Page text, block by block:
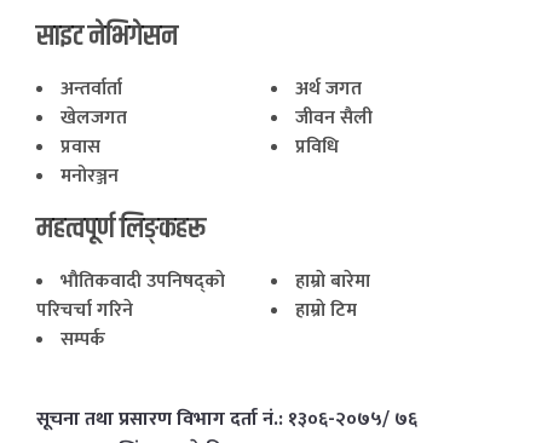
साइट नेभिगेसन
अन्तर्वार्ता
अर्थ जगत
खेलजगत
जीवन सैली
प्रवास
प्रविधि
मनोरञ्जन
महत्वपूर्ण लिङ्कहरू
भाैतिकवादी उपनिषद्काे
परिचर्चा गरिने
हाम्राे बारेमा
हाम्राे टिम
सम्पर्क
सूचना तथा प्रसारण विभाग दर्ता नं.: १३०६-२०७५/ ७६